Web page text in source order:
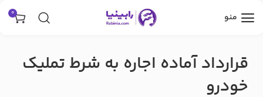
منو 0
قرارداد آماده اجاره به شرط تملیک
خودرو